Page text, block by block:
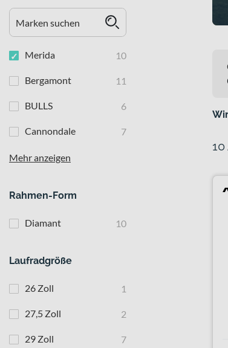
Merida 10
Bergamont 11
BULLS 6
Cannondale 7
Mehr anzeigen
Rahmen-Form
Diamant 10
Laufradgröße
26 Zoll 1
27,5 Zoll 2
29 Zoll 7